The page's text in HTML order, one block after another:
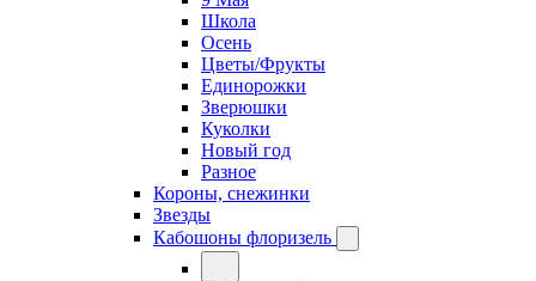
Школа
Осень
Цветы/Фрукты
Единорожки
Зверюшки
Куколки
Новый год
Разное
Короны, снежинки
Звезды
Кабошоны флоризель